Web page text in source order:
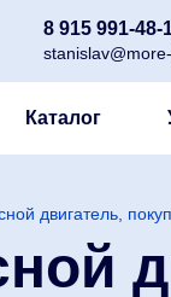
8 915 991-48-
Каталог
двигатель,